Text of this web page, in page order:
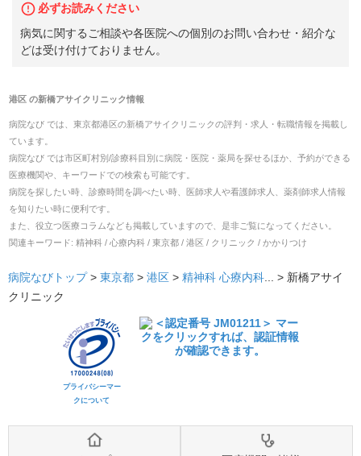
必ずお読みください
病気に関するご相談や各医院への個別のお問い合わせ・紹介な
どは受け付けておりません。
港区の新橋アサイクリニック情報
病院なび では、 東京都港区の新橋アサイクリニックの評判・求人・転職情報を掲載し
ています。
病院なび では市区町村別/診療科目別に病院・医院・薬局を探せるほか、予約ができる
医療機関や、キーワードでの検索も可能です。
病院を探したい時、診療時間を調べたい時、医師求人や看護師求人、薬剤師求人情報
を知りたい時に便利です。
また、役立つ医療コラムなども掲載していますので、是非ご覧になってください。
関連キーワード: 精神科 / 心療内科 / 東京都 / 港区 / クリニック / かかりつけ
病院なびトップ > 東京都 > 港区 > 精神科 心療内科... > 新橋アサイ
クリニック
プライバシーマー
クについて